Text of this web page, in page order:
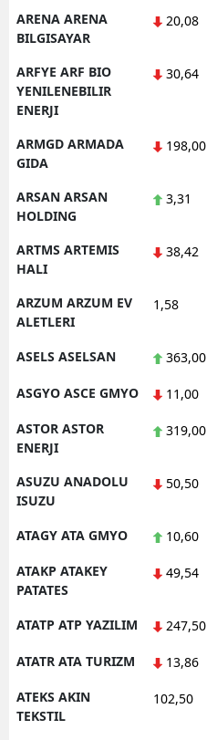
ARENA ARENA
BILGISAYAR
20,08
ARFYE ARF BIO
YENILENEBILIR
ENERJI
30,64
ARMGD ARMADA
GIDA
198,00
ARSAN ARSAN
HOLDING
3,31
ARTMS ARTEMIS
HALI
38,42
ARZUM ARZUM EV
ALETLERI
1,58
ASELS ASELSAN 363,00
ASGYO ASCE GMYO 11,00
ASTOR ASTOR
ENERJI
319,00
ASUZU ANADOLU
ISUZU
50,50
ATAGY ATA GMYO 10,60
ATAKP ATAKEY
PATATES
49,54
ATATP ATP YAZILIM 247,50
ATATR ATA TURIZM 13,86
ATEKS AKIN
TEKSTIL
102,50